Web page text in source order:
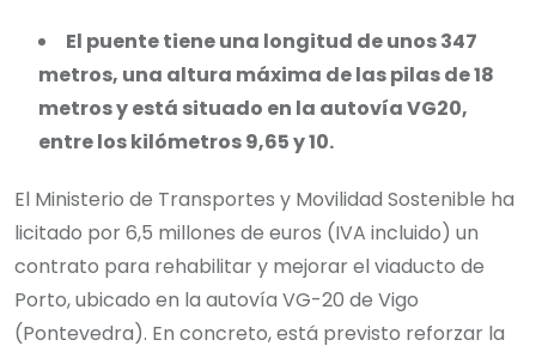
El puente tiene una longitud de unos 347
metros, una altura máxima de las pilas de 18
metros y está situado en la autovía VG20,
entre los kilómetros 9,65 y 10.
El Ministerio de Transportes y Movilidad Sostenible ha
licitado por 6,5 millones de euros (IVA incluido) un
contrato para rehabilitar y mejorar el viaducto de
Porto, ubicado en la autovía VG-20 de Vigo
(Pontevedra). En concreto, está previsto reforzar la